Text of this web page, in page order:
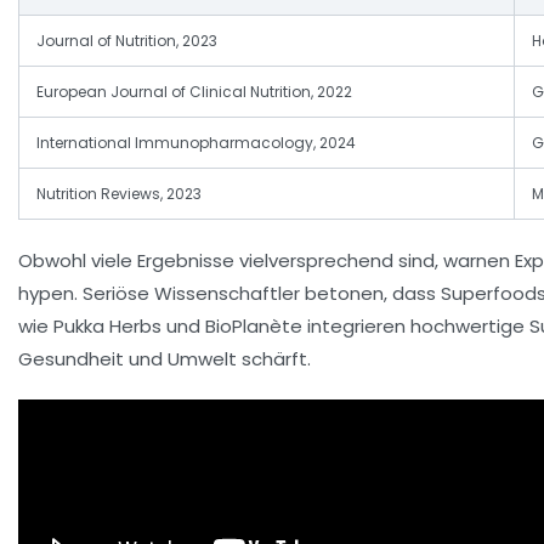
Journal of Nutrition, 2023
European Journal of Clinical Nutrition, 2022
International Immunopharmacology, 2024
Nutrition Reviews, 2023
Obwohl viele Ergebnisse vielversprechend sind, warnen
hypen. Seriöse Wissenschaftler betonen, dass
wie Pukka Herbs und BioPlanète integrieren
Gesundheit und Umwelt schärft.